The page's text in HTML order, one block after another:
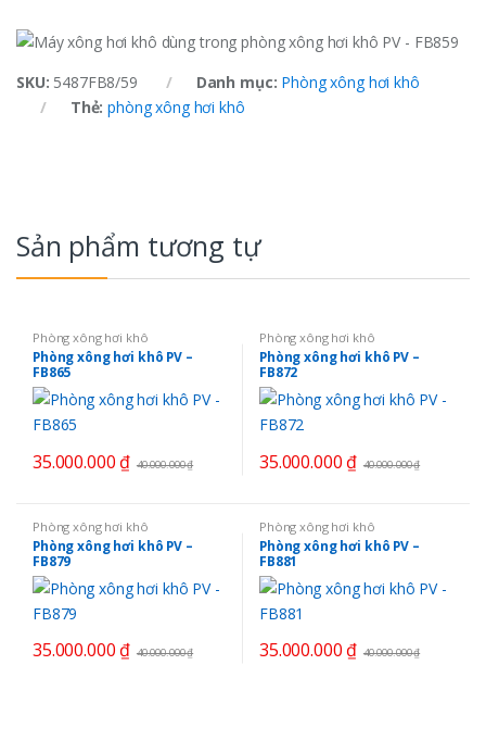
SKU: 5487FB8/59 Danh mục: Phòng xông hơi khô
Thẻ:phòng xông hơi khô
Sản phẩm tương tự
Phòng xông hơi khô
Phòng xông hơi khô PV –
FB865
35.000.000 ₫ 40.000.000₫
Phòng xông hơi khô
Phòng xông hơi khô PV –
FB872
35.000.000 ₫ 40.000.000₫
Phòng xông hơi khô
Phòng xông hơi khô PV –
FB879
35.000.000 ₫ 40.000.000₫
Phòng xông hơi khô
Phòng xông hơi khô PV –
FB881
35.000.000 ₫ 40.000.000₫